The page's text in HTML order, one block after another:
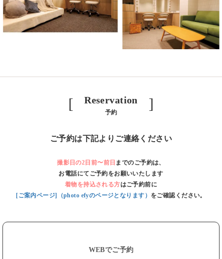
[ ]
Reservation
予約
ご予約は下記よりご連絡ください
撮影日の2日前〜前日 までのご予約は、
お電話にてご予約をお願いいたします
着物を持込される方はご予約前に
[ご案内ページ]（photo efyのページとなります） をご確認ください。
WEBでご予約